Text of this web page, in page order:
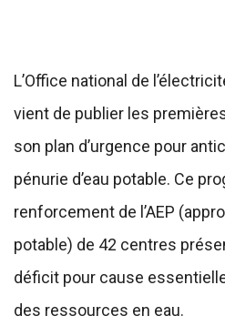
L’Office national de
vient de publier les
son plan d’urgence pour
pénurie d’eau potable. Ce
renforcement de l’AEP
potable) de 42 centres
déficit pour cause
des ressources en eau.